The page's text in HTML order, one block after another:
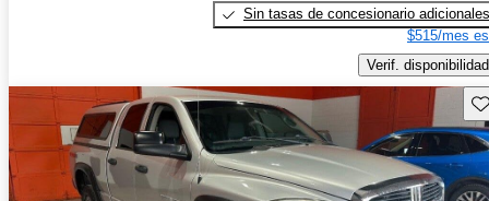
Sin tasas de concesionario adicionales
$515/mes
Verif. disponibilidad